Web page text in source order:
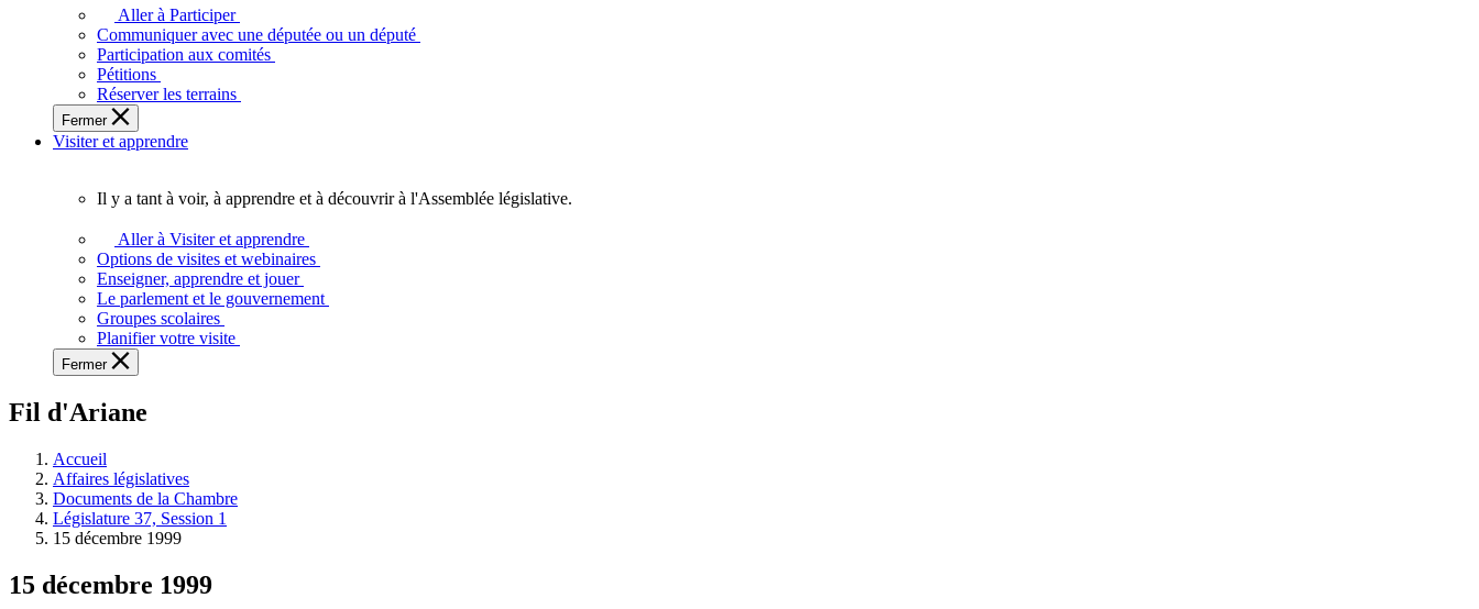
fonctionner
plein
potentiel,
l'Assemblée
a
besoin
Aller à Participer
Communiquer avec une députée ou un député
Participation aux comités
Pétitions
Réserver les terrains
Fermer
Visiter et apprendre
voir,
apprendre
et
découvrir
l'Assemblée
législative.
Il y a tant à voir, à apprendre et à découvrir à l'Assemblée législative.
Aller à Visiter et apprendre
Options de visites et webinaires
Enseigner, apprendre et jouer
Le parlement et le gouvernement
Groupes scolaires
Planifier votre visite
Fermer
Fil d'Ariane
Accueil
Affaires législatives
Documents de la Chambre
Législature 37, Session 1
15 décembre 1999
15 décembre 1999